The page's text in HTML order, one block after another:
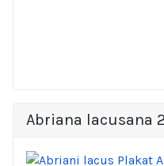
Abriana lacusana